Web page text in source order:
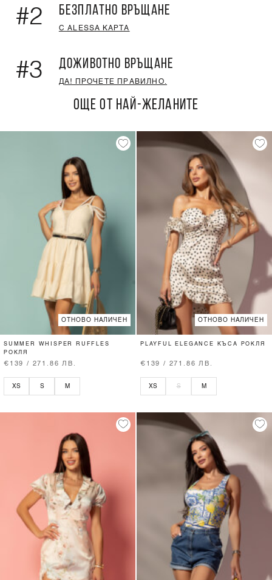
#2 БЕЗПЛАТНО ВРЪЩАНЕ
С ALESSA КАРТА
#3 ДОЖИВОТНО ВРЪЩАНЕ
ДА! ПРОЧЕТЕ ПРАВИЛНО.
ОЩЕ ОТ НАЙ-ЖЕЛАНИТЕ
ОТНОВО НАЛИЧЕН
SUMMER WHISPER RUFFLES
РОКЛЯ
€139 / 271.86 ЛВ.
XS S M
ОТНОВО НАЛИЧЕН
PLAYFUL ELEGANCE КЪСА РОКЛЯ
€139 / 271.86 ЛВ.
XS S M